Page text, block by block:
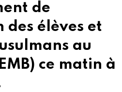
de
des élèves et
au
ce matin à